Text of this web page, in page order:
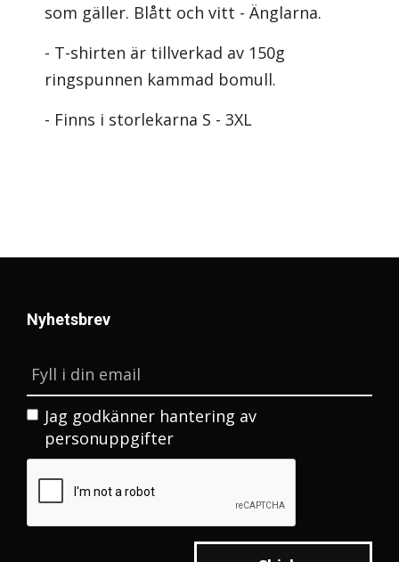
som gäller. Blått och vitt - Änglarna.
- T-shirten är tillverkad av 150g
ringspunnen kammad bomull.
- Finns i storlekarna S - 3XL
Nyhetsbrev
Jag godkänner hantering av
personuppgifter